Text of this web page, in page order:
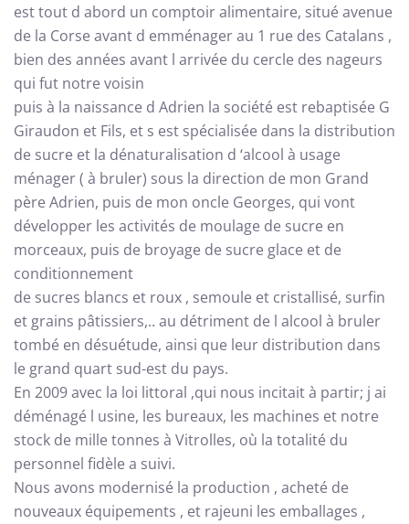
est tout d abord un comptoir alimentaire, situé avenue
de la Corse avant d emménager au 1 rue des Catalans ,
bien des années avant l arrivée du cercle des nageurs
qui fut notre voisin
puis à la naissance d Adrien la société est rebaptisée G
Giraudon et Fils, et s est spécialisée dans la distribution
de sucre et la dénaturalisation d ‘alcool à usage
ménager ( à bruler) sous la direction de mon Grand
père Adrien, puis de mon oncle Georges, qui vont
développer les activités de moulage de sucre en
morceaux, puis de broyage de sucre glace et de
conditionnement
de sucres blancs et roux , semoule et cristallisé, surfin
et grains pâtissiers,.. au détriment de l alcool à bruler
tombé en désuétude, ainsi que leur distribution dans
le grand quart sud-est du pays.
En 2009 avec la loi littoral ,qui nous incitait à partir; j ai
déménagé l usine, les bureaux, les machines et notre
stock de mille tonnes à Vitrolles, où la totalité du
personnel fidèle a suivi.
Nous avons modernisé la production , acheté de
nouveaux équipements , et rajeuni les emballages ,